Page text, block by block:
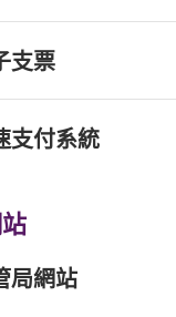
支票
支付系統
局網站